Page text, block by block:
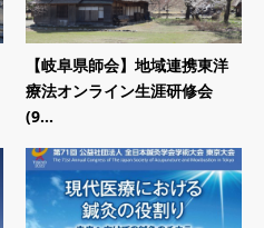
【岐阜県師会】地域連携東洋
療法オンライン生涯研修会
(9...